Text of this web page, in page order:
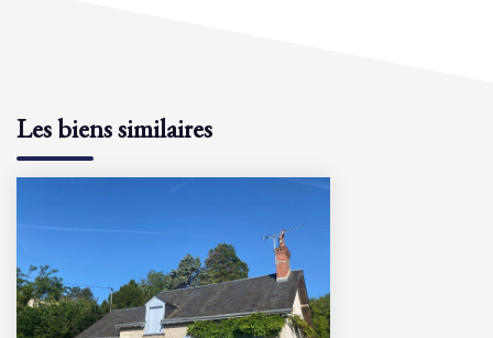
Les biens similaires